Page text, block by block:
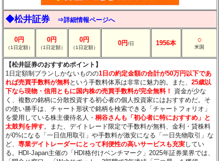
◆松井証券 ⇒詳細情報ページへ
0円
（1日定額）
0円
（1日定額）
0円
（1日定額）
0円/日 1956本 ○
米国
【松井証券のおすすめポイント】
1日定額制プランしかないものの1日の約定金額の合計が50万円以下であ
れば売買手数料が無料という手数料体系は非常に魅力的。また、25歳以
下なら現物・信用ともに国内株の売買手数料が完全無料！
資金が少な
く、複数の銘柄に分散投資する初心者の個人投資家にはおすすめだ。そ
の使い勝手は、チャート形状で銘柄を検索できる「チャートフォリオ」
を愛用している株主優待名人・桐谷さんも「初心者に特におすすめ」と
太鼓判を押す。また、デイトレード限定で手数料が無料、金利・貸株料
が0%になる「一日信用取引」や手数料が激安になる「一日先物取引」な
ど、専業デイトレーダーにとって利便性の高いサービスも充実してい
る。HDI-Japan主催の「HDI格付けベンチマーク」2025年証券業界では、